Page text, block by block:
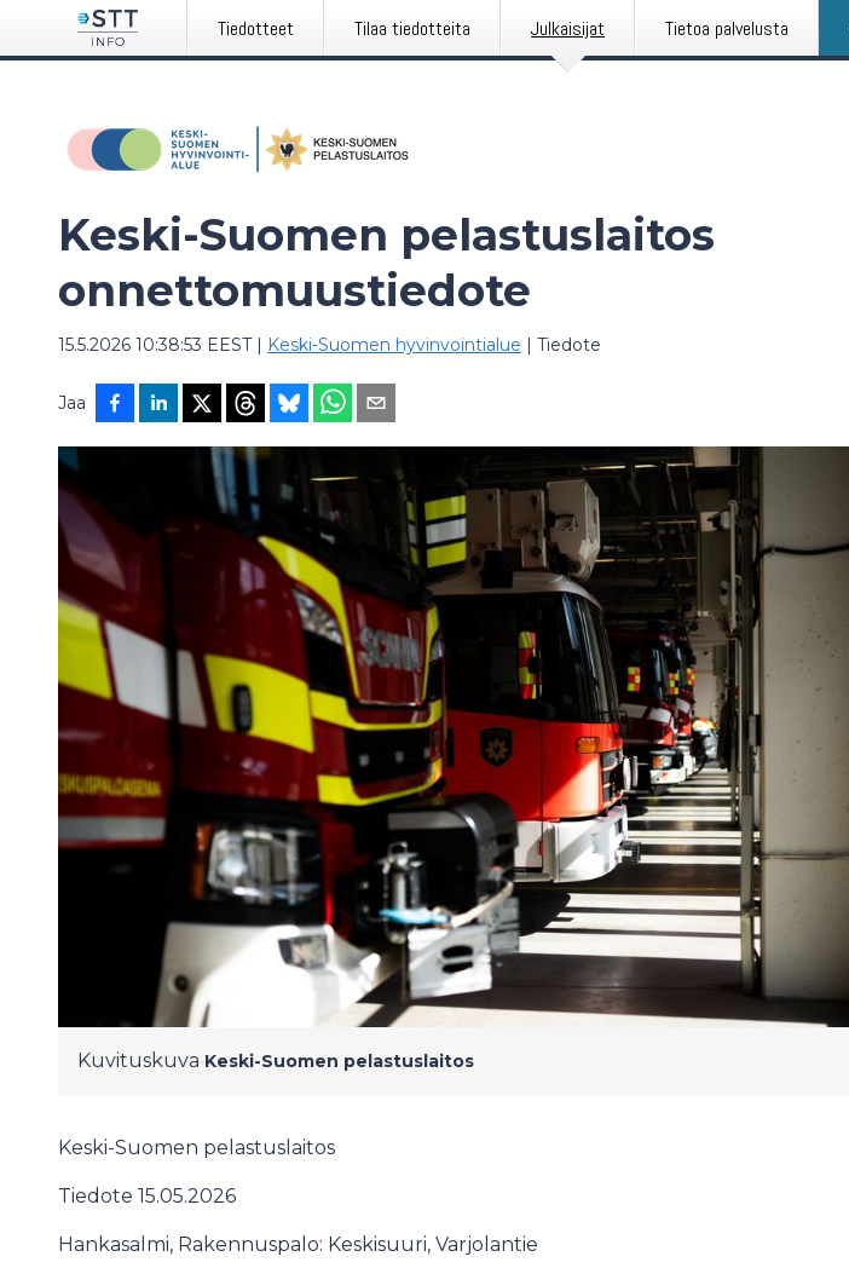
Tiedotteet Tilaa tiedotteita Julkaisijat Tietoa palvelusta
Keski-Suomen pelastuslaitos
onnettomuustiedote
15.5.2026 10:38:53 EEST| Keski-Suomen hyvinvointialue | Tiedote
Jaa
Kuvituskuva Keski-Suomen pelastuslaitos
Keski-Suomen pelastuslaitos
Tiedote 15.05.2026
Hankasalmi, Rakennuspalo: Keskisuuri, Varjolantie